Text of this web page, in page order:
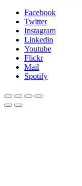
Facebook
Twitter
Instagram
Linkedin
Youtube
Flickr
Mail
Spotify